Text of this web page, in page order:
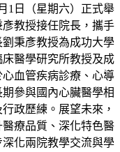
1日（星期六）正式舉
教授接任院長，攜手
秉彥教授為成功大學
醫學研究所教授及成
血管疾病診療、心導
參與國內心臟醫學相
政歷練。展望未來，
療品質、深化特色醫
化兩院教學交流與學